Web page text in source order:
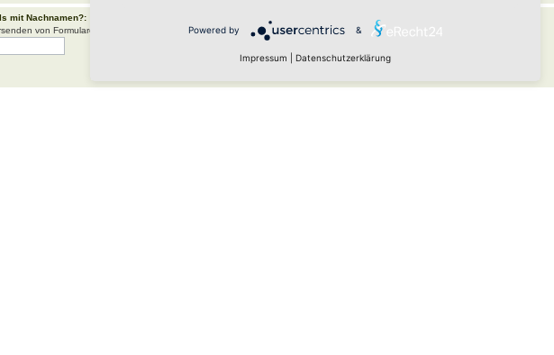
mit Nachnamen?:
von Formularen durch Spam-Bots zu verhindern.
Powered by &
Impressum Datenschutzerklärung